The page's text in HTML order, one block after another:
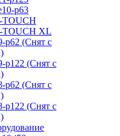
p63
TOUCH
TOUCH XL
p62 (Снят с
p122 (Снят с
p62 (Снят с
p122 (Снят с